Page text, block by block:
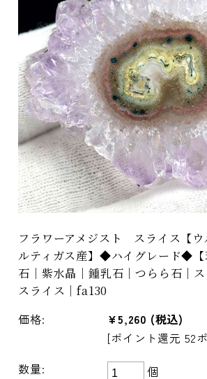
フラワーアメジスト スライス【ウ
ルティガス産】◆ハイグレード◆【
石｜紫水晶｜鍾乳石｜つらら石｜ス
スライス｜fa130
価格: ¥5,260 (税込)
[ポイント還元 52
数量:
個